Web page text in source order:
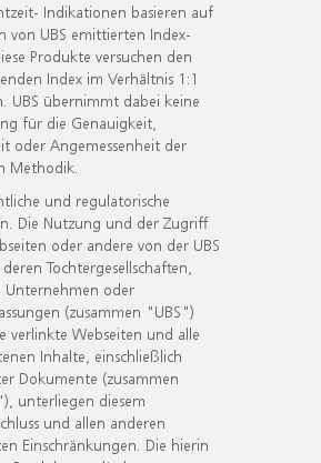
Indikationen basieren auf
von UBS emittierten Index-
Produkte versuchen den
Index im Verhältnis 1:1
UBS übernimmt dabei keine
für die Genauigkeit,
oder Angemessenheit der
Methodik.
und regulatorische
Die Nutzung und der Zugriff
oder andere von der UBS
Tochtergesellschaften,
Unternehmen oder
(zusammen "UBS")
verlinkte Webseiten und alle
Inhalte, einschließlich
Dokumente (zusammen
unterliegen diesem
und allen anderen
Einschränkungen. Die hierin